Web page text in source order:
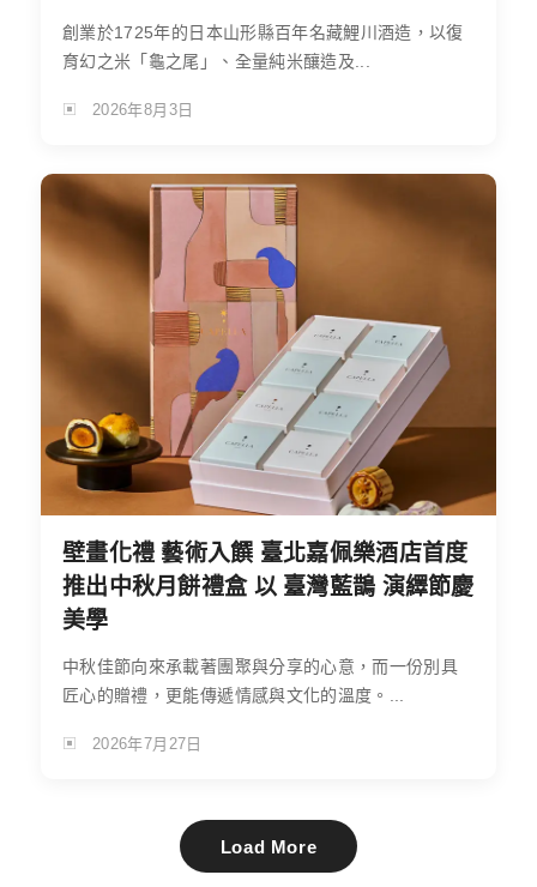
創業於1725年的日本山形縣百年名藏鯉川酒造，以復
育幻之米「龜之尾」、全量純米釀造及...
2026年8月3日
壁畫化禮 藝術入饌 臺北嘉佩樂酒店首度
推出中秋月餅禮盒 以 臺灣藍鵲 演繹節慶
美學
中秋佳節向來承載著團聚與分享的心意，而一份別具
匠心的贈禮，更能傳遞情感與文化的溫度。...
2026年7月27日
Load More